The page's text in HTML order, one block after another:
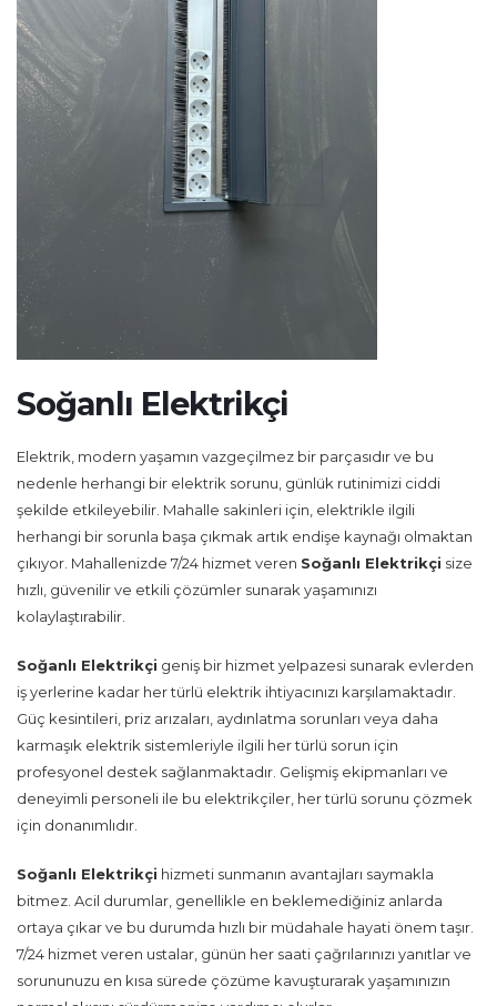
Soğanlı Elektrikçi
Elektrik, modern yaşamın vazgeçilmez bir parçasıdır ve bu
nedenle herhangi bir elektrik sorunu, günlük rutinimizi ciddi
şekilde etkileyebilir. Mahalle sakinleri için, elektrikle ilgili
herhangi bir sorunla başa çıkmak artık endişe kaynağı olmaktan
çıkıyor. Mahallenizde 7/24 hizmet veren Soğanlı Elektrikçi size
hızlı, güvenilir ve etkili çözümler sunarak yaşamınızı
kolaylaştırabilir.
Soğanlı Elektrikçi geniş bir hizmet yelpazesi sunarak evlerden
iş yerlerine kadar her türlü elektrik ihtiyacınızı karşılamaktadır.
Güç kesintileri, priz arızaları, aydınlatma sorunları veya daha
karmaşık elektrik sistemleriyle ilgili her türlü sorun için
profesyonel destek sağlanmaktadır. Gelişmiş ekipmanları ve
deneyimli personeli ile bu elektrikçiler, her türlü sorunu çözmek
için donanımlıdır.
Soğanlı Elektrikçi hizmeti sunmanın avantajları saymakla
bitmez. Acil durumlar, genellikle en beklemediğiniz anlarda
ortaya çıkar ve bu durumda hızlı bir müdahale hayati önem taşır.
7/24 hizmet veren ustalar, günün her saati çağrılarınızı yanıtlar ve
sorununuzu en kısa sürede çözüme kavuşturarak yaşamınızın